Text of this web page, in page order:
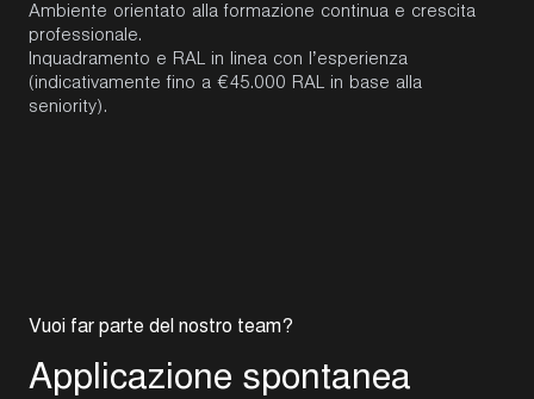
Ambiente orientato alla formazione continua e crescita
professionale.
Inquadramento e RAL in linea con l’esperienza
(indicativamente fino a €45.000 RAL in base alla
seniority).
Vuoi far parte de nostro team?
Applicazione spontanea